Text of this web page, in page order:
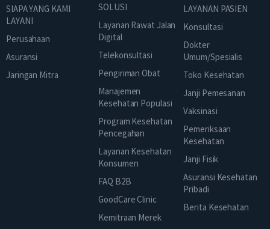
SIAPA YANG KAMI
LAYANI
Perusahaan
Asuransi
Jaringan Mitra
SOLUSI
Layanan Rawat Jalan
Digital
Telekonsultasi
Pengiriman Obat
Manajemen
Kesehatan Populasi
Program Kesehatan
Pencegahan
Layanan Kesehatan
Konsumen
FAQ B2B
GoodCare Clinic
Kemitraan Merek
LAYANAN PASIEN
Konsultasi
Dokter
Umum/Spesialis
Toko Kesehatan
Janji Pemesanan
Vaksinasi
Pemeriksaan
Kesehatan
Janji Fisik
Asuransi Kesehatan
Pribadi
Berita Kesehatan